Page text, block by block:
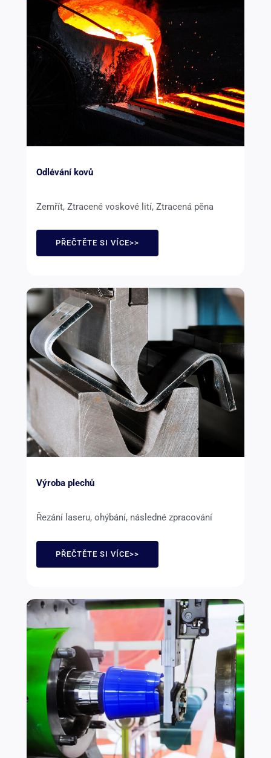
Odlévání kovů
Zemřít, Ztracené voskové lití, Ztracená pěna
PŘEČTĚTE SI VÍCE>>
Výroba plechů
Řezání laseru, ohýbání, následné zpracování
PŘEČTĚTE SI VÍCE>>